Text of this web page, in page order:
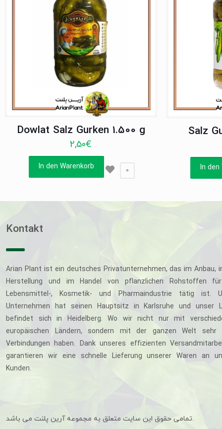
Dowlat Salz Gurken 1.500 g
2,50€
In den Warenkorb 0
Salz
In den
Kontakt
Arian Plant ist ein deutsches Privatunternehmen, das im Anbau,
Herstellung und im Handel von pflanzlichen Rohstoffen
Lebensmittel-, Kosmetik- und Pharmaindustrie tätig ist.
Unternehmen hat seinen Hauptsitz in Karlsruhe und unser
befindet sich in Heidelberg. Wo wir nicht nur mit
europäischen Ländern, sondern mit der ganzen Welt sehr
Verbindungen haben. Dank unseres effizienten
garantieren wir eine schnelle Lieferung unserer Waren an
Kunden.
تمامی حقوق این سایت متعلق به مجموعه آرین پلنت می باشد.